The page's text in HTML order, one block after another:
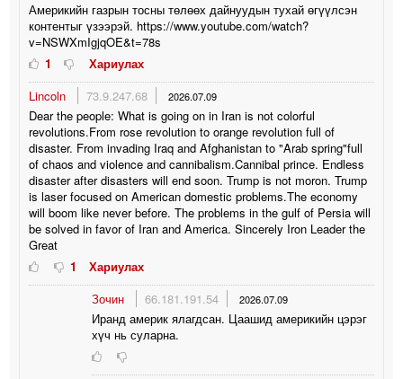
Америкийн газрын тосны төлөөх дайнуудын тухай өгүүлсэн
контентыг үзээрэй. https://www.youtube.com/watch?
v=NSWXmIgjqOE&t=78s
1
Хариулах
Lincoln
73.9.247.68 2026.07.09
Dear the people: What is going on in Iran is not colorful
revolutions.From rose revolution to orange revolution full of
disaster. From invading Iraq and Afghanistan to "Arab spring"full
of chaos and violence and cannibalism.Cannibal prince. Endless
disaster after disasters will end soon. Trump is not moron. Trump
is laser focused on American domestic problems.The economy
will boom like never before. The problems in the gulf of Persia will
be solved in favor of Iran and America. Sincerely Iron Leader the
Great
1
Хариулах
Зочин
66.181.191.54 2026.07.09
Иранд америк ялагдсан. Цаашид америкийн цэрэг
хүч нь суларна.